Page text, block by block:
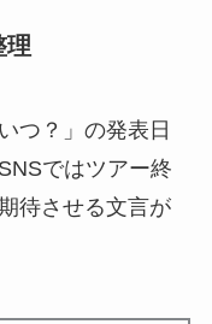
理
つ？」の発表日
ではツアー終
待させる文言が